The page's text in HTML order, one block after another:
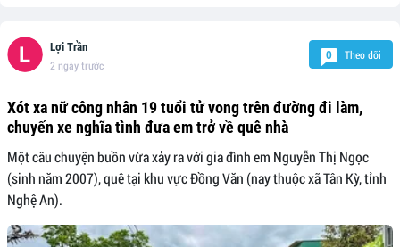
Lợi Trần
2 ngày trước
0 Theo dõi
Xót xa nữ công nhân 19 tuổi tử vong trên đường đi làm,
chuyến xe nghĩa tình đưa em trở về quê nhà
Một câu chuyện buồn vừa xảy ra với gia đình em Nguyễn Thị Ngọc
(sinh năm 2007), quê tại khu vực Đồng Văn (nay thuộc xã Tân Kỳ, tỉnh
Nghệ An).